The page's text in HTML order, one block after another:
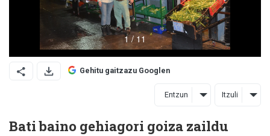
Gehitu gaitzazu Googlen
Entzun Itzuli
Bati baino gehiagori goiza zaildu